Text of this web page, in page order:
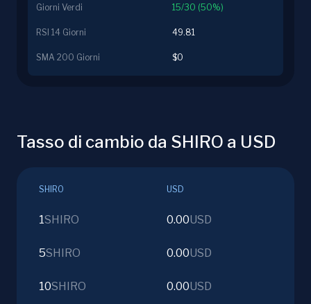
Giorni Verdi 15/30 (50%)
RSI 14 Giorni 49.81
SMA 200 Giorni $0
Tasso di cambio da SHIRO a USD
SHIRO USD
1SHIRO 0.00USD
5SHIRO 0.00USD
10SHIRO 0.00USD